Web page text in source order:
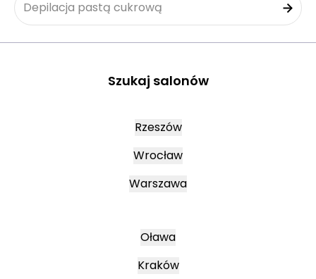
Depilacja pastą cukrową
Szukaj salonów
Rzeszów
Wrocław
Warszawa
Oława
Kraków